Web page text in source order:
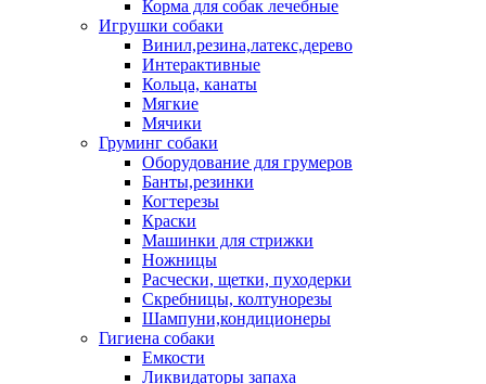
Корма для собак лечебные
Игрушки собаки
Винил,резина,латекс,дерево
Интерактивные
Кольца, канаты
Мягкие
Мячики
Груминг собаки
Оборудование для грумеров
Банты,резинки
Когтерезы
Краски
Машинки для стрижки
Ножницы
Расчески, щетки, пуходерки
Скребницы, колтунорезы
Шампуни,кондиционеры
Гигиена собаки
Емкости
Ликвидаторы запаха